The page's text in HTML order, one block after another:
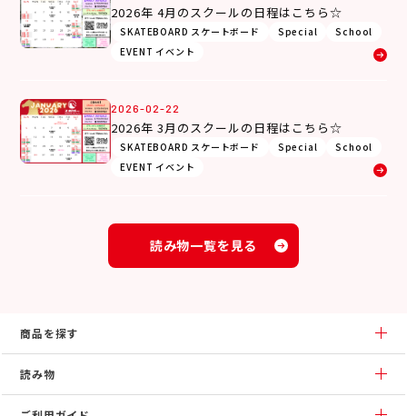
2026年 4月のスクールの日程はこちら☆
SKATEBOARD スケートボード Special
School
EVENT イベント
2026-02-22
2026年 3月のスクールの日程はこちら☆
SKATEBOARD スケートボード Special
School
EVENT イベント
読み物一覧を見る
商品を探す
読み物